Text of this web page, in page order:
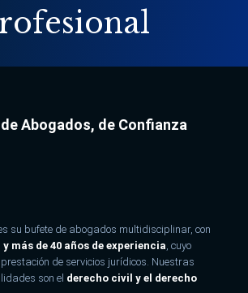
Abogados, de Confianza
su bufete de abogados multidisciplinar, con
más de 40 años de experiencia, cuyo
de servicios jurídicos. Nuestras
son el derecho civil y el derecho